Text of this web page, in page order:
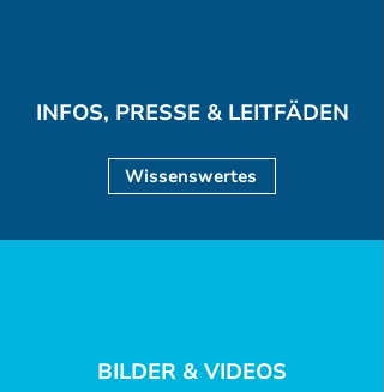
INFOS, PRESSE & LEITFÄDEN
Wissenswertes
BILDER & VIDEOS